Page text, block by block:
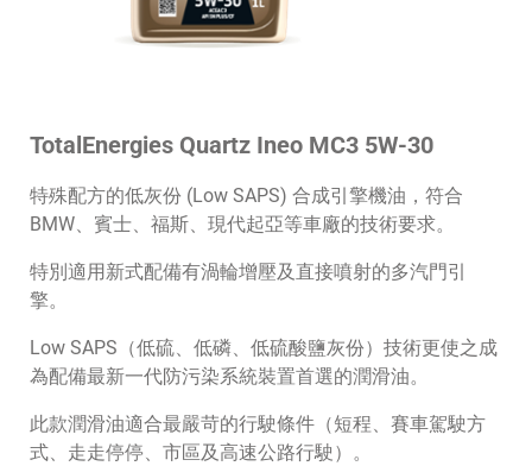
TotalEnergies Quartz Ineo MC3 5W-30
特殊配方的低灰份 (Low SAPS) 合成引擎機油，符合
BMW、賓士、福斯、現代起亞等車廠的技術要求。
特別適用新式配備有渦輪增壓及直接噴射的多汽門引
擎。
Low SAPS（低硫、低磷、低硫酸鹽灰份）技術更使之成
為配備最新一代防污染系統裝置首選的潤滑油。
此款潤滑油適合最嚴苛的行駛條件（短程、賽車駕駛方
式、走走停停、市區及高速公路行駛）。